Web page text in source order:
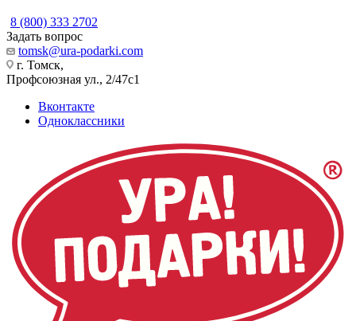
8 (800) 333 2702
Задать вопрос
tomsk@ura-podarki.com
г. Томск,
Профсоюзная ул., 2/47с1
Вконтакте
Одноклассники